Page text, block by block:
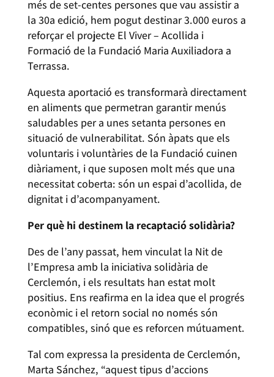
més de set-centes persones que vau assistir a
la 30a edició, hem pogut destinar 3.000 euros a
reforçar el projecte El Viver – Acollida i
Formació de la Fundació Maria Auxiliadora a
Terrassa.
Aquesta aportació es transformarà directament
en aliments que permetran garantir menús
saludables per a unes setanta persones en
situació de vulnerabilitat. Són àpats que els
voluntaris i voluntàries de la Fundació cuinen
diàriament, i que suposen molt més que una
necessitat coberta: són un espai d’acollida, de
dignitat i d’acompanyament.
Per què hi destinem la recaptació solidària?
Des de l’any passat, hem vinculat la Nit de
l’Empresa amb la iniciativa solidària de
Cerclemón, i els resultats han estat molt
positius. Ens reafirma en la idea que el progrés
econòmic i el retorn social no només són
compatibles, sinó que es reforcen mútuament.
Tal com expressa la presidenta de Cerclemón,
Marta Sánchez, “aquest tipus d’accions